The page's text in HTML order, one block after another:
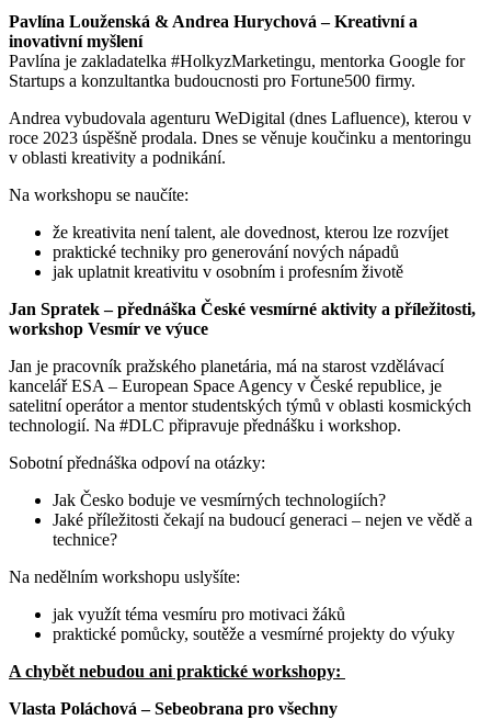
Pavlína Louženská & Andrea Hurychová – Kreativní a
inovativní myšlení
Pavlína je zakladatelka #HolkyzMarketingu, mentorka Google for
Startups a konzultantka budoucnosti pro Fortune500 firmy.
Andrea vybudovala agenturu WeDigital (dnes Lafluence), kterou v
roce 2023 úspěšně prodala. Dnes se věnuje koučinku a mentoringu
v oblasti kreativity a podnikání.
Na workshopu se naučíte:
že kreativita není talent, ale dovednost, kterou lze rozvíjet
praktické techniky pro generování nových nápadů
jak uplatnit kreativitu v osobním i profesním životě
Jan Spratek – přednáška České vesmírné aktivity a příležitosti,
workshop Vesmír ve výuce
Jan je pracovník pražského planetária, má na starost vzdělávací
kancelář ESA – European Space Agency v České republice, je
satelitní operátor a mentor studentských týmů v oblasti kosmických
technologií. Na #DLC připravuje přednášku i workshop.
Sobotní přednáška odpoví na otázky:
Jak Česko boduje ve vesmírných technologiích?
Jaké příležitosti čekají na budoucí generaci – nejen ve vědě a
technice?
Na nedělním workshopu uslyšíte:
jak využít téma vesmíru pro motivaci žáků
praktické pomůcky, soutěže a vesmírné projekty do výuky
A chybět nebudou ani praktické workshopy:
Vlasta Poláchová – Sebeobrana pro všechny